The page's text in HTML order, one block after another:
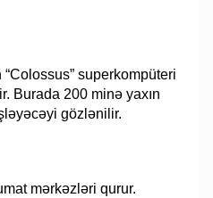
“Colossus” superkompüteri
Burada 200 minə yaxın
gözlənilir.
mərkəzləri qurur.